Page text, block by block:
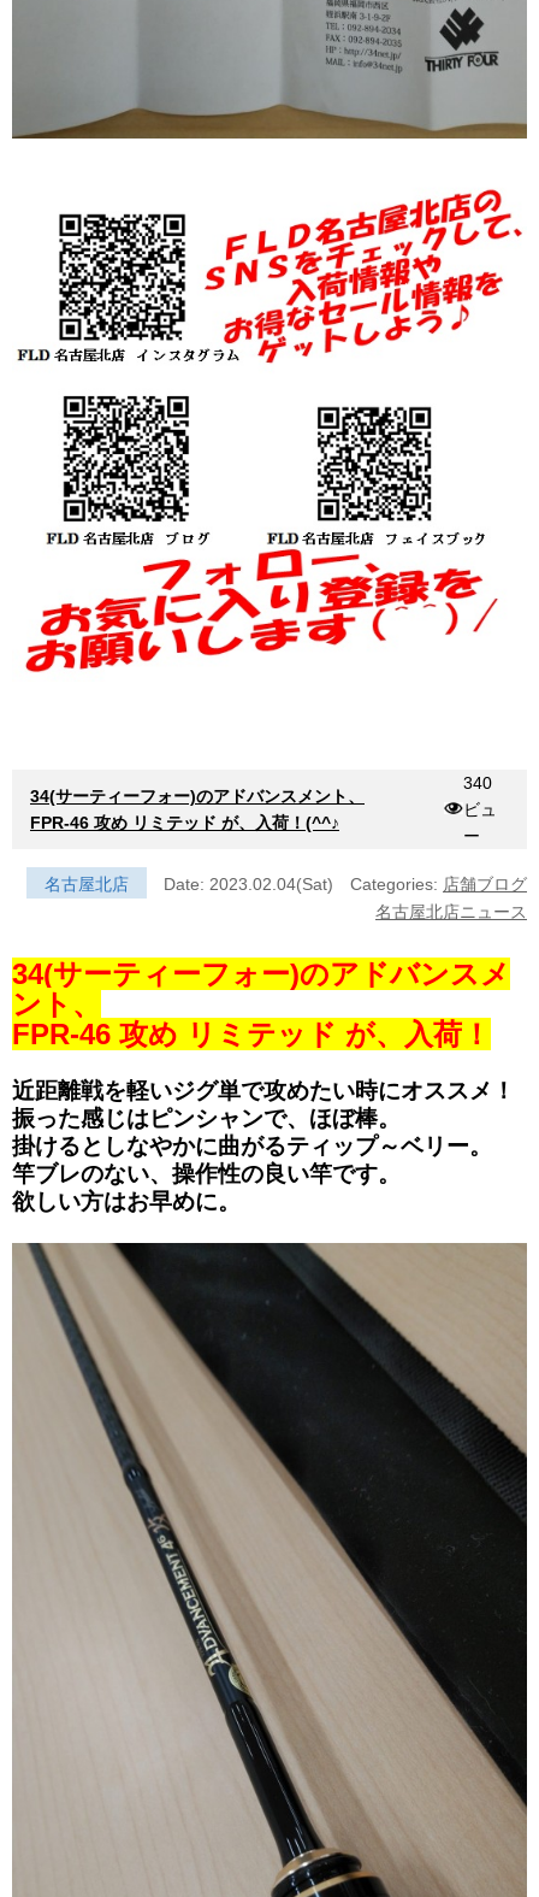
34(サーティーフォー)のアドバンスメント、
FPR-46 攻め リミテッド が、入荷！(^^♪
340
ビュ
ー
名古屋北店 Date: 2023.02.04(Sat) Categories: 店舗ブログ
名古屋北店ニュース
34(サーティーフォー)のアドバンスメ
ント、
FPR-46 攻め リミテッド が、入荷！
近距離戦を軽いジグ単で攻めたい時にオススメ！
振った感じはピンシャンで、ほぼ棒。
掛けるとしなやかに曲がるティップ～ベリー。
竿ブレのない、操作性の良い竿です。
欲しい方はお早めに。